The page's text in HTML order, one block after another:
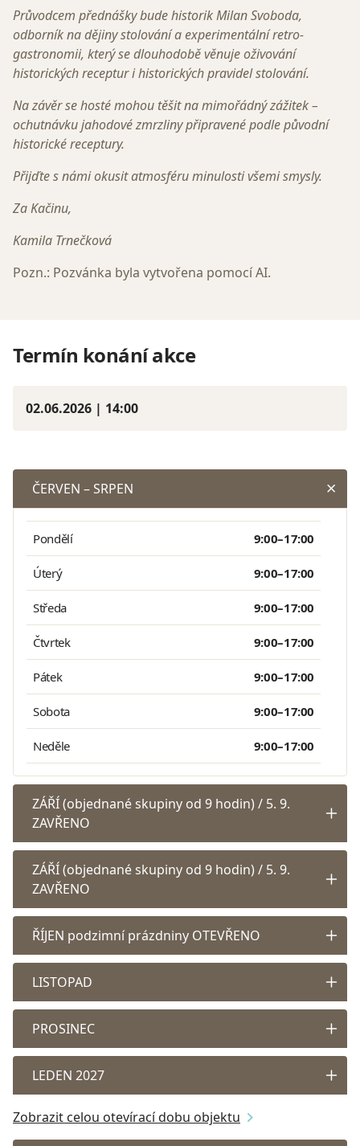
Průvodcem přednášky bude historik Milan Svoboda,
odborník na dějiny stolování a experimentální retro-
gastronomii, který se dlouhodobě věnuje oživování
historických receptur i historických pravidel stolování.
Na závěr se hosté mohou těšit na mimořádný zážitek –
ochutnávku jahodové zmrzliny připravené podle původní
historické receptury.
Přijďte s námi okusit atmosféru minulosti všemi smysly.
Za Kačinu,
Kamila Trnečková
Pozn.: Pozvánka byla vytvořena pomocí AI.
Termín konání akce
02.06.2026 | 14:00
ČERVEN – SRPEN
Pondělí 9:00–17:00
Úterý 9:00–17:00
Středa 9:00–17:00
Čtvrtek 9:00–17:00
Pátek 9:00–17:00
Sobota 9:00–17:00
Neděle 9:00–17:00
ZÁŘÍ (objednané skupiny od 9 hodin) / 5. 9.
ZAVŘENO
ZÁŘÍ (objednané skupiny od 9 hodin) / 5. 9.
ZAVŘENO
ŘÍJEN podzimní prázdniny OTEVŘENO
LISTOPAD
PROSINEC
LEDEN 2027
Zobrazit celou otevírací dobu objektu